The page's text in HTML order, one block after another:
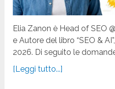
Elia Zanon è Head of SEO
e Autore del libro “SEO &
2026. Di seguito le
[Leggi tutto...]